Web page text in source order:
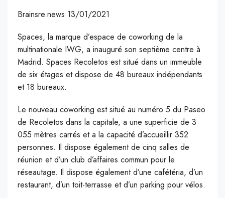
Brainsre.news 13/01/2021
Spaces, la marque d’espace de coworking de la
multinationale IWG, a inauguré son septième centre à
Madrid. Spaces Recoletos est situé dans un immeuble
de six étages et dispose de 48 bureaux indépendants
et 18 bureaux.
Le nouveau coworking est situé au numéro 5 du Paseo
de Recoletos dans la capitale, a une superficie de 3
055 mètres carrés et a la capacité d’accueillir 352
personnes. Il dispose également de cinq salles de
réunion et d’un club d’affaires commun pour le
réseautage. Il dispose également d’une cafétéria, d’un
restaurant, d’un toit-terrasse et d’un parking pour vélos.